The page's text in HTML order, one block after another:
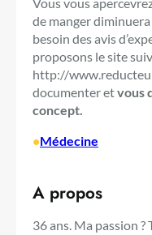
de manger
besoin des avis
proposons le site
http://
documenter etvous
concept.
•Médecine
A propos
36 ans. Ma passion